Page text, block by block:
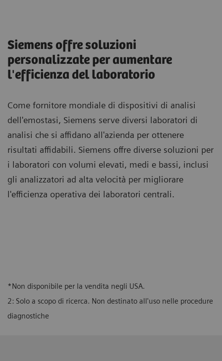
Siemens offre soluzioni
personalizzate per aumentare
l'efficienza del laboratorio
Come fornitore mondiale di dispositivi di analisi
dell'emostasi, Siemens serve diversi laboratori di
analisi che si affidano all'azienda per ottenere
risultati affidabili. Siemens offre diverse soluzioni per
i laboratori con volumi elevati, medi e bassi, inclusi
gli analizzatori ad alta velocità per migliorare
l'efficienza operativa dei laboratori centrali.
*Non disponibile per la vendita negli USA.
2: Solo a scopo di ricerca. Non destinato all'uso nelle procedure
diagnostiche